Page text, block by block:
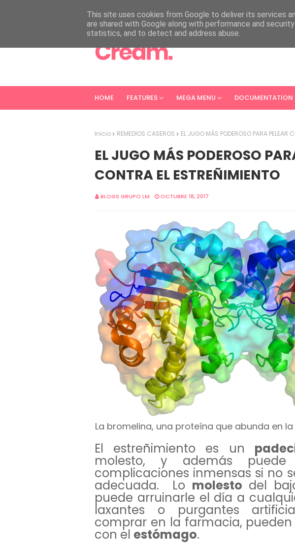
HOME FEATURES MEGA MENU DOCUMENTATION
Inicio REMEDIOS CASEROS EL JUGO MÁS PODEROSO PARA PELEAR
EL JUGO MÁS PODEROSO
CONTRA EL ESTREÑIMIENTO
BLOGS GRUPO LM OCTUBRE 18, 2017
La bromelina, una proteína que abunda en
El estreñimiento es un
molesto, y además
complicaciones inmensas si no
adecuada. Lo molesto del
puede arruinarle el día a
laxantes o purgantes
comprar en la farmacia, pueden
con el estómago.
This site uses cookies from Google to deliver its services
are shared with Google along with performance and
statistics, and to detect and address abuse.